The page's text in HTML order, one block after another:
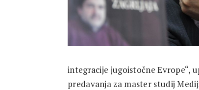
integracije jugoistočne Evrope“,
predavanja za master studij